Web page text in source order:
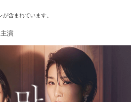
含まれています。
演